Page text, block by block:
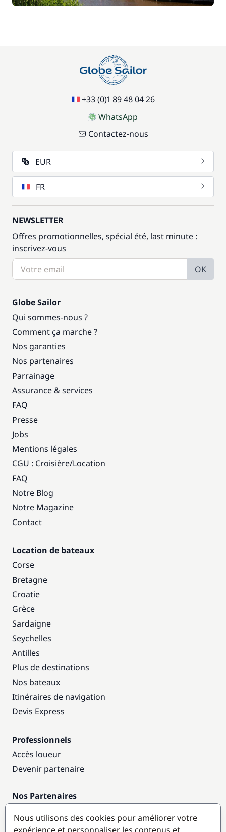
+33 (0)1 89 48 04 26
WhatsApp
Contactez-nous
EUR
FR
NEWSLETTER
Offres promotionnelles, spécial été, last minute :
inscrivez-vous
OK
Globe Sailor
Qui sommes-nous ?
Comment ça marche ?
Nos garanties
Nos partenaires
Parrainage
Assurance & services
FAQ
Presse
Jobs
Mentions légales
CGU : Croisière/Location
FAQ
Notre Blog
Notre Magazine
Contact
Location de bateaux
Corse
Bretagne
Croatie
Grèce
Sardaigne
Seychelles
Antilles
Plus de destinations
Nos bateaux
Itinéraires de navigation
Devis Express
Professionnels
Accès loueur
Devenir partenaire
Nos Partenaires
Nous utilisons des cookies pour améliorer votre